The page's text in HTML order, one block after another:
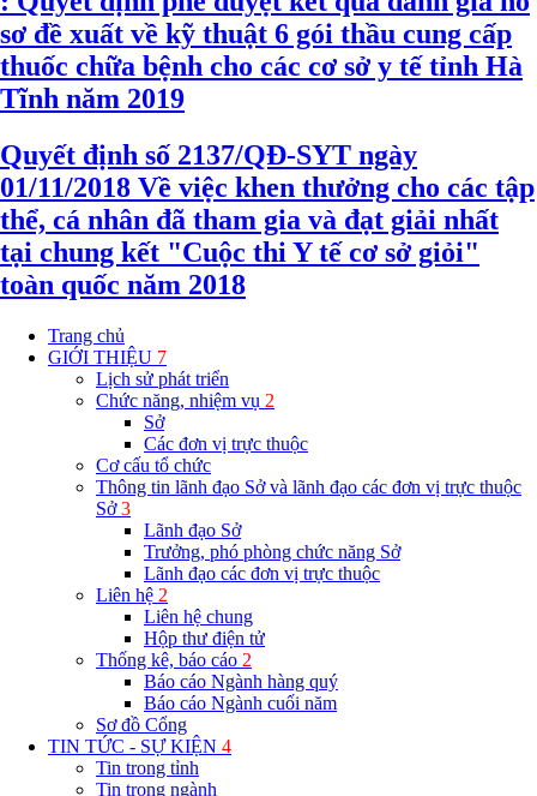
sơ đề xuất về kỹ thuật 6 gói thầu cung cấp
thuốc chữa bệnh cho các cơ sở y tế tỉnh Hà
Tĩnh năm 2019
Quyết định số 2137/QĐ-SYT ngày
01/11/2018 Về việc khen thưởng cho các tập
thể, cá nhân đã tham gia và đạt giải nhất
tại chung kết "Cuộc thi Y tế cơ sở giỏi"
toàn quốc năm 2018
Trang chủ
GIỚI THIỆU 7
Lịch sử phát triển
Chức năng, nhiệm vụ 2
Sở
Các đơn vị trực thuộc
Cơ cấu tổ chức
Thông tin lãnh đạo Sở và lãnh đạo các đơn vị trực thuộc
Sở3
Lãnh đạo Sở
Trưởng, phó phòng chức năng Sở
Lãnh đạo các đơn vị trực thuộc
Liên hệ 2
Liên hệ chung
Hộp thư điện tử
Thống kê, báo cáo 2
Báo cáo Ngành hàng quý
Báo cáo Ngành cuối năm
Sơ đồ Cổng
TIN TỨC - SỰ KIỆN 4
Tin trong tỉnh
Tin trong ngành